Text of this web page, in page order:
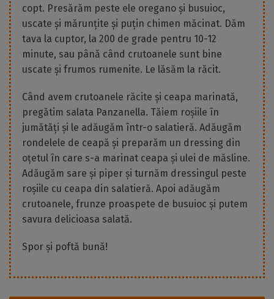
copt. Presărăm peste ele oregano și busuioc,
uscate și mărunțite și puțin chimen măcinat. Dăm
tava la cuptor, la 200 de grade pentru 10-12
minute, sau până când crutoanele sunt bine
uscate și frumos rumenite. Le lăsăm la răcit.
Când avem crutoanele răcite și ceapa marinată,
pregătim salata Panzanella. Tăiem roșiile în
jumătăți și le adăugăm într-o salatieră. Adăugăm
rondelele de ceapă și preparăm un dressing din
oțetul în care s-a marinat ceapa și ulei de măsline.
Adăugăm sare și piper și turnăm dressingul peste
roșiile cu ceapa din salatieră. Apoi adăugăm
crutoanele, frunze proaspete de busuioc și putem
savura delicioasa salată.
Spor și poftă bună!